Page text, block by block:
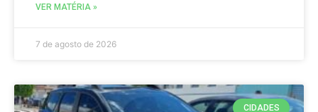
VER MATÉRIA »
7 de agosto de 2026
CIDADES